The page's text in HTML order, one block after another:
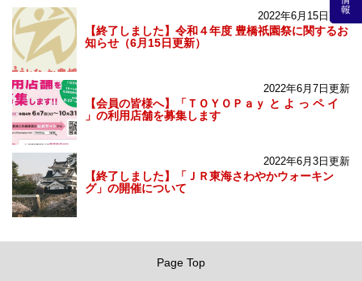
2022年6月15日更新
【終了しました】令和４年度 豊橋祇園祭に関するお
知らせ（6月15日更新）
2022年6月7日更新
【会員の皆様へ】「ＴＯＹＯＰａｙ と よ っ ペ イ
」の利用店舗を募集します
2022年6月3日更新
【終了しました】「ＪＲ東海さわやかウォーキン
グ」の開催について
Page Top